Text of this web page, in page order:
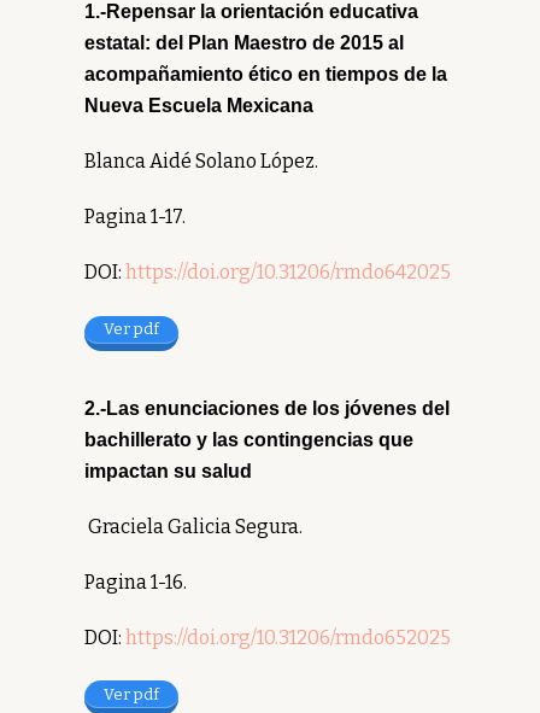
1.-Repensar la orientación educativa
estatal: del Plan Maestro de 2015 al
acompañamiento ético en tiempos de la
Nueva Escuela Mexicana
Blanca Aidé Solano López.
Pagina 1-17.
DOI: https://doi.org/10.31206/rmdo642025
Ver pdf
2.-Las enunciaciones de los jóvenes del
bachillerato y las contingencias que
impactan su salud
Graciela Galicia Segura.
Pagina 1-16.
DOI: https://doi.org/10.31206/rmdo652025
Ver pdf